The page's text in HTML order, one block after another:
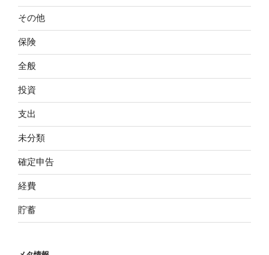
その他
保険
全般
投資
支出
未分類
確定申告
経費
貯蓄